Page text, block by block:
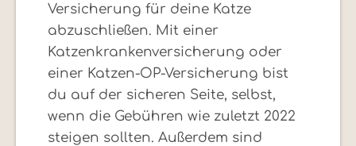
Versicherung für deine Katze
abzuschließen. Mit einer
Katzenkrankenversicherung oder
einer Katzen-OP-Versicherung bist
du auf der sicheren Seite, selbst,
wenn die Gebühren wie zuletzt 2022
steigen sollten. Außerdem sind